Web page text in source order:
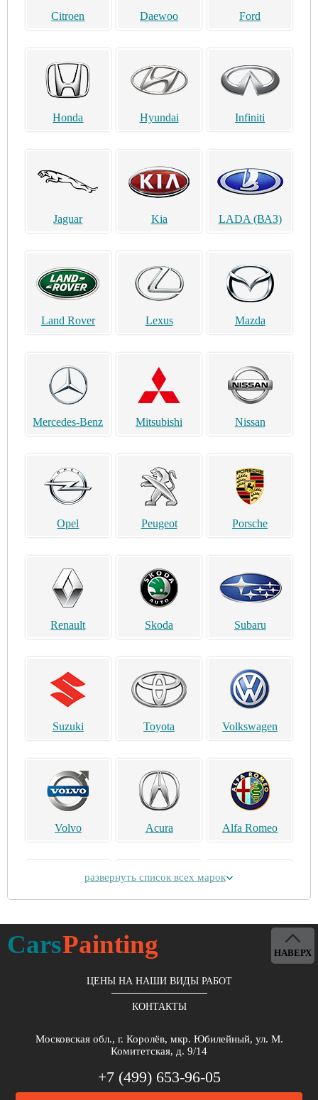
Citroen Daewoo Ford
Honda Hyundai Infiniti
Jaguar Kia LADA (ВАЗ)
Land Rover Lexus Mazda
Mercedes-Benz Mitsubishi Nissan
Opel Peugeot Porsche
Renault Skoda Subaru
Suzuki Toyota Volkswagen
Volvo Acura Alfa Romeo
развернуть список всех марок
CarsPainting
ЦЕНЫ НА НАШИ ВИДЫ РАБОТ
КОНТАКТЫ
Московская обл., г. Королёв, мкр. Юбилейный, ул. М.
Комитетская, д. 9/14
+7 (499) 653-96-05
НАВЕРХ